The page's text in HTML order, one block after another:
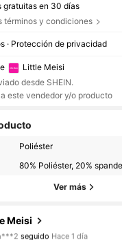
gratuitas en 30 días
términos y condiciones
· Protección de privacidad
Little Meisi
desde SHEIN.
este vendedor y/o producto
Poliéster
80% Poliéster, 20%
Ver más
Meisi
1.3K Seguidores
1.3K Seguidores
seguido Hace 1 día